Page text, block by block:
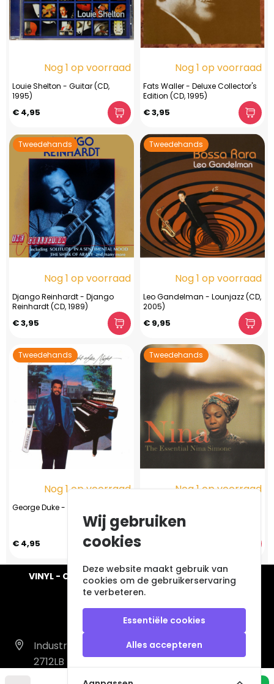
Nog 1 op voorraad
Louie Shelton - Guitar (CD,
1995)
€ 4,95
Nog 1 op voorraad
Fats Waller - Deluxe Collector's
Edition (CD, 1995)
€ 3,95
Tweedehands
Nog 1 op voorraad
Django Reinhardt - Django
Reinhardt (CD, 1989)
€ 3,95
Tweedehands
Nog 1 op voorraad
Leo Gandelman - Lounjazz (CD,
2005)
€ 9,95
Tweedehands
Nog 1 op voorraad
George Duke - Night After Night
€ 4,95
Tweedehands
Nog 1 op voorraad
Essential Nina Simone (CD,
2000)
VINYL - CD - AUDIO - FURNITURE - COLLECTABLES
Industrieweg 14 A
2712LB Zoetermeer
Wij gebruiken
cookies
Deze website maakt gebruik van
cookies om de gebruikerservaring
te verbeteren.
Essentiële cookies
Alles accepteren